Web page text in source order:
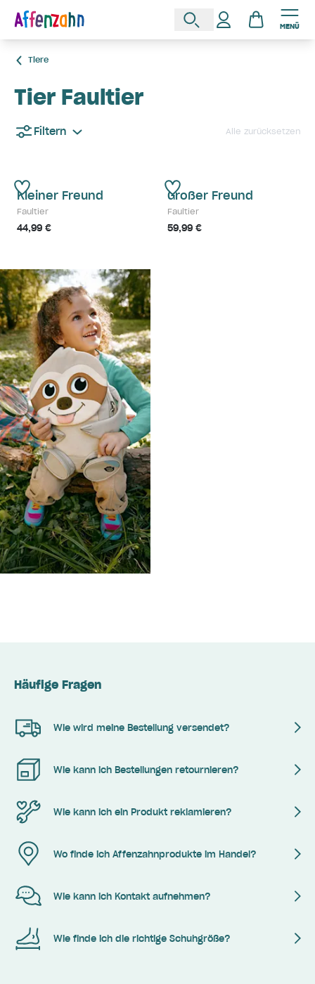
MENÜ
Tiere
Tier Faultier
Filtern Alle zurücksetzen
Kleiner Freund
Faultier
44,99 €
Großer Freund
Faultier
59,99 €
Häufige Fragen
Wie wird meine Bestellung versendet?
Wie kann ich Bestellungen retournieren?
Wie kann ich ein Produkt reklamieren?
Wo finde ich Affenzahnprodukte im Handel?
Wie kann ich Kontakt aufnehmen?
Wie finde ich die richtige Schuhgröße?